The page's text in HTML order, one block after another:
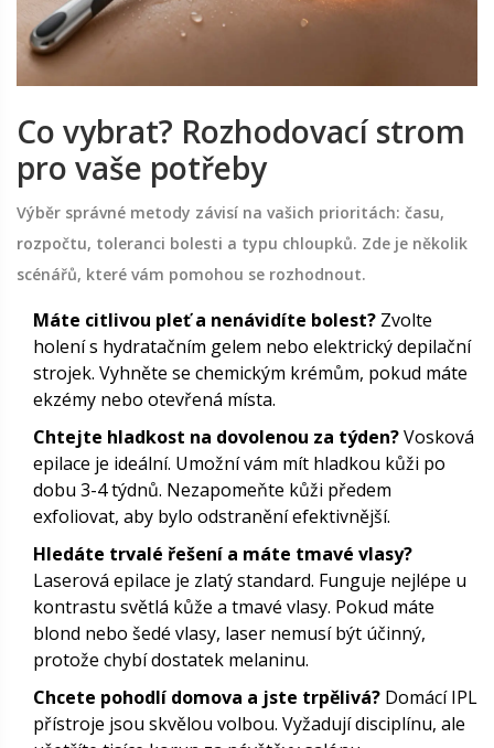
Co vybrat? Rozhodovací strom
pro vaše potřeby
Výběr správné metody závisí na vašich prioritách: času,
rozpočtu, toleranci bolesti a typu chloupků. Zde je několik
scénářů, které vám pomohou se rozhodnout.
Máte citlivou pleť a nenávidíte bolest? Zvolte
holení s hydratačním gelem nebo elektrický depilační
strojek. Vyhněte se chemickým krémům, pokud máte
ekzémy nebo otevřená místa.
Chtejte hladkost na dovolenou za týden?Vosková
epilace je ideální. Umožní vám mít hladkou kůži po
dobu 3-4 týdnů. Nezapomeňte kůži předem
exfoliovat, aby bylo odstranění efektivnější.
Hledáte trvalé řešení a máte tmavé vlasy?
Laserová epilace je zlatý standard. Funguje nejlépe u
kontrastu světlá kůže a tmavé vlasy. Pokud máte
blond nebo šedé vlasy, laser nemusí být účinný,
protože chybí dostatek melaninu.
Chcete pohodlí domova a jste trpělivá? Domácí IPL
přístroje jsou skvělou volbou. Vyžadují disciplínu, ale